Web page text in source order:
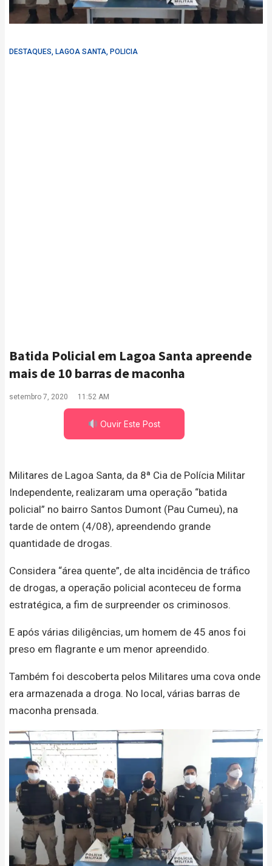
DESTAQUES, LAGOA SANTA, POLICIA
Batida Policial em Lagoa Santa apreende
mais de 10 barras de maconha
setembro 7, 2020 11:52 AM
Ouvir Este Post
Militares de Lagoa Santa, da 8ª Cia de Polícia Militar
Independente, realizaram uma operação “batida
policial” no bairro Santos Dumont (Pau Cumeu), na
tarde de ontem (4/08), apreendendo grande
quantidade de drogas.
Considera “área quente”, de alta incidência de tráfico
de drogas, a operação policial aconteceu de forma
estratégica, a fim de surpreender os criminosos.
E após várias diligências, um homem de 45 anos foi
preso em flagrante e um menor apreendido.
Também foi descoberta pelos Militares uma cova onde
era armazenada a droga. No local, várias barras de
maconha prensada.